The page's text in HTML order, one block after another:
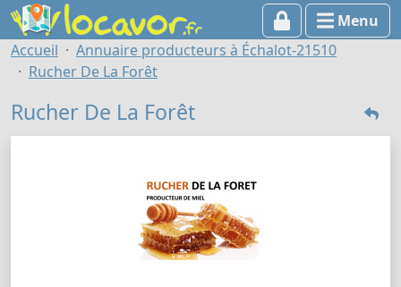
Menu
Accueil
Annuaire producteurs à Échalot-21510
Rucher De La Forêt
Rucher De La Forêt